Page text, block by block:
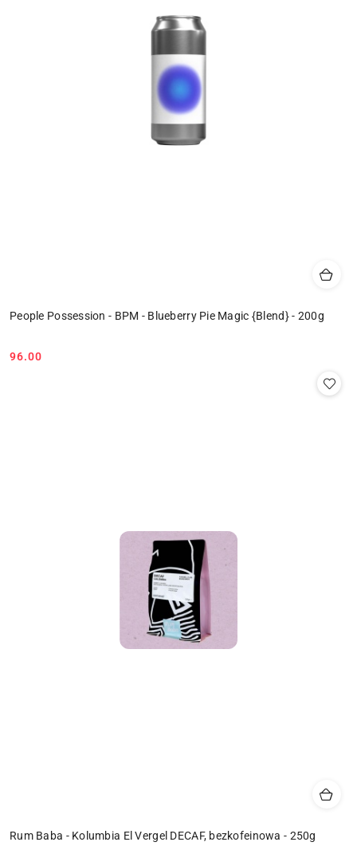
People Possession - BPM - Blueberry Pie Magic {Blend} - 200g
Cena:
96.00
Rum Baba - Kolumbia El Vergel DECAF, bezkofeinowa - 250g